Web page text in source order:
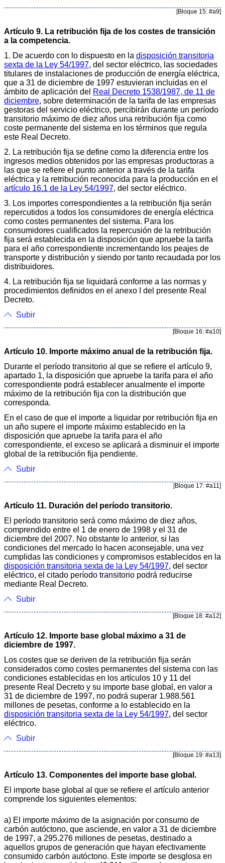
[Bloque 15: #a9]
Artículo 9. La retribución fija de los costes de transición
a la competencia.
1. De acuerdo con lo dispuesto en la disposición transitoria
sexta de la Ley 54/1997, del sector eléctrico, las sociedades
titulares de instalaciones de producción de energía eléctrica,
que a 31 de diciembre de 1997 estuvieran incluidas en el
ámbito de aplicación del Real Decreto 1538/1987, de 11 de
diciembre, sobre determinación de la tarifa de las empresas
gestoras del servicio eléctrico, percibirán durante un período
transitorio máximo de diez años una retribución fija como
coste permanente del sistema en los términos que regula
este Real Decreto.
2. La retribución fija se define como la diferencia entre los
ingresos medios obtenidos por las empresas productoras a
las que se refiere el punto anterior a través de la tarifa
eléctrica y la retribución reconocida para la producción en el
artículo 16.1 de la Ley 54/1997, del sector eléctrico.
3. Los importes correspondientes a la retribución fija serán
repercutidos a todos los consumidores de energía eléctrica
como costes permanentes del sistema. Para los
consumidores cualificados la repercusión de la retribución
fija será establecida en la disposición que apruebe la tarifa
para el año correspondiente incrementando los peajes de
transporte y distribución y siendo por tanto recaudada por los
distribuidores.
4. La retribución fija se liquidará conforme a las normas y
procedimientos definidos en el anexo I del presente Real
Decreto.
Subir
[Bloque 16: #a10]
Artículo 10. Importe máximo anual de la retribución fija.
Durante el período transitorio al que se refiere el artículo 9,
apartado 1, la disposición que apruebe la tarifa para el año
correspondiente podrá establecer anualmente el importe
máximo de la retribución fija con la distribución que
corresponda.
En el caso de que el importe a liquidar por retribución fija en
un año supere el importe máximo establecido en la
disposición que apruebe la tarifa para el año
correspondiente, el exceso se aplicará a disminuir el importe
global de la retribución fija pendiente.
Subir
[Bloque 17: #a11]
Artículo 11. Duración del período transitorio.
El período transitorio será como máximo de diez años,
comprendido entre el 1 de enero de 1998 y el 31 de
diciembre del 2007. No obstante lo anterior, si las
condiciones del mercado lo hacen aconsejable, una vez
cumplidas las condiciones y compromisos establecidos en la
disposición transitoria sexta de la Ley 54/1997, del sector
eléctrico, el citado período transitorio podrá reducirse
mediante Real Decreto.
Subir
[Bloque 18: #a12]
Artículo 12. Importe base global máximo a 31 de
diciembre de 1997.
Los costes que se deriven de la retribución fija serán
considerados como costes permanentes del sistema con las
condiciones establecidas en los artículos 10 y 11 del
presente Real Decreto y su importe base global, en valor a
31 de diciembre de 1997, no podrá superar 1.988.561
millones de pesetas, conforme a lo establecido en la
disposición transitoria sexta de la Ley 54/1997, del sector
eléctrico.
Subir
[Bloque 19: #a13]
Artículo 13. Componentes del importe base global.
El importe base global al que se refiere el artículo anterior
comprende los siguientes elementos:
a) El importe máximo de la asignación por consumo de
carbón autóctono, que asciende, en valor a 31 de diciembre
de 1997, a 295.276 millones de pesetas, destinado a
aquellos grupos de generación que hayan efectivamente
consumido carbón autóctono. Este importe se desglosa en